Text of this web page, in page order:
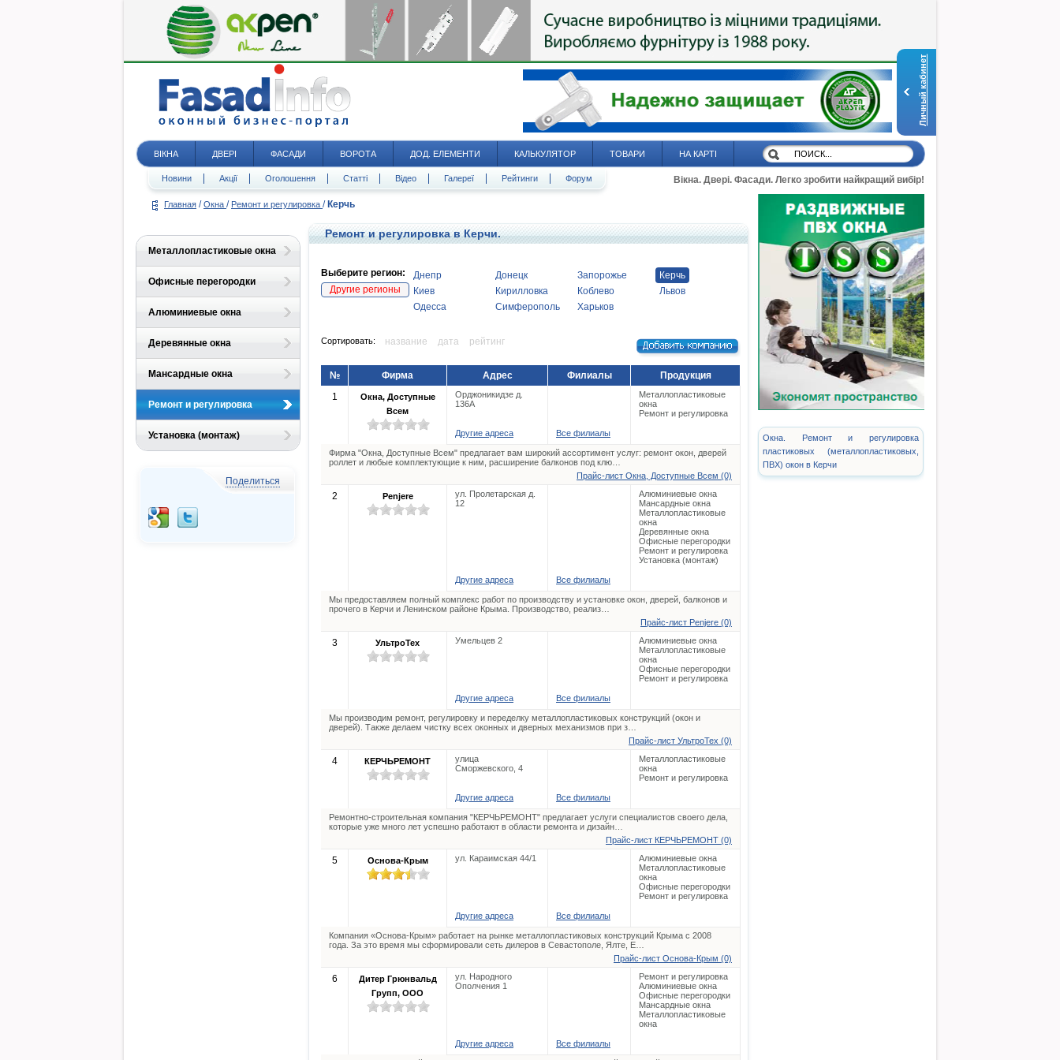
Личный кабинет
ВІКНА ДВЕРІ ФАСАДИ ВОРОТА ДОД. ЕЛЕМЕНТИ КАЛЬКУЛЯТОР ТОВАРИ НА КАРТІ
Новини Акції Оголошення Статті Відео Галереї Рейтинги Форум Вікна. Двері. Фасади. Легко зробити найкращий вибір!
Главная / Окна / Ремонт и регулировка / Керчь
Металлопластиковые окна
Офисные перегородки
Алюминиевые окна
Деревянные окна
Мансардные окна
Ремонт и регулировка
Установка (монтаж)
Поделиться
Ремонт и регулировка в Керчи.
Выберите регион:
Другие регионы
Днепр Донецк Запорожье
Керчь
Киев
Кирилловка Коблево
Львов
Одесса
Симферополь Харьков
Сортировать: название дата рейтинг
№ Фирма Адрес Филиалы
Продукция
1
Окна, Доступные
Всем
Орджоникидзе д.
136А
Металлопластиковые
окна
Ремонт и регулировка
Другие адреса Все филиалы
Фирма "Окна, Доступные Всем" предлагает вам широкий ассортимент услуг: ремонт окон, дверей
роллет и любые комплектующие к ним, расширение балконов под клю…
Прайс-лист Окна, Доступные Всем (0)
2 Penjere
ул. Пролетарская д.
12
Алюминиевые окна
Мансардные окна
Металлопластиковые
окна
Деревянные окна
Офисные перегородки
Ремонт и регулировка
Установка (монтаж)
Другие адреса Все филиалы
Мы предоставляем полный комплекс работ по производству и установке окон, дверей, балконов и
прочего в Керчи и Ленинском районе Крыма. Производство, реализ…
Прайс-лист Penjere (0)
3 УльтроТех Умельцев 2
Алюминиевые окна
Металлопластиковые
окна
Офисные перегородки
Ремонт и регулировка
Другие адреса Все филиалы
Мы производим ремонт, регулировку и переделку металлопластиковых конструкций (окон и
дверей). Также делаем чистку всех оконных и дверных механизмов при з…
Прайс-лист УльтроТех (0)
4 КЕРЧЬРЕМОНТ
улица
Сморжевского, 4
Металлопластиковые
окна
Ремонт и регулировка
Другие адреса Все филиалы
Ремонтно-строительная компания "КЕРЧЬРЕМОНТ" предлагает услуги специалистов своего дела,
которые уже много лет успешно работают в области ремонта и дизайн…
Прайс-лист КЕРЧЬРЕМОНТ (0)
5 Основа-Крым ул. Караимская 44/1
Алюминиевые окна
Металлопластиковые
окна
Офисные перегородки
Ремонт и регулировка
Другие адреса Все филиалы
Компания «Основа-Крым» работает на рынке металлопластиковых конструкций Крыма с 2008
года. За это время мы сформировали сеть дилеров в Севастополе, Ялте, Е…
Прайс-лист Основа-Крым (0)
6
Дитер Грюнвальд
Групп, ООО
ул. Народного
Ополчения 1
Ремонт и регулировка
Алюминиевые окна
Офисные перегородки
Мансардные окна
Металлопластиковые
окна
Другие адреса Все филиалы
Окна. Ремонт и регулировка
пластиковых (металлопластиковых,
ПВХ) окон в Керчи